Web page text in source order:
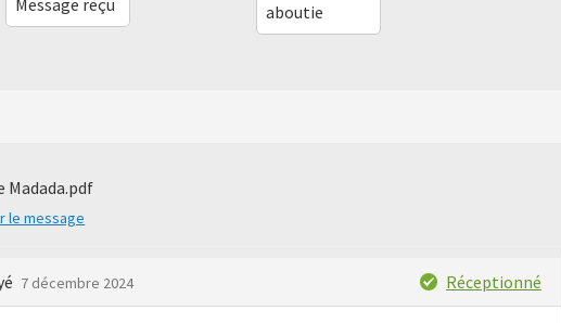
Message reçu
aboutie
Madada.pdf
le message
7 décembre 2024 Réceptionné